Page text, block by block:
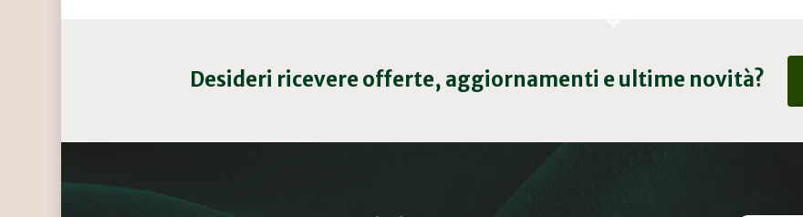
Desideri ricevere offerte, aggiornamenti e ultime novità?